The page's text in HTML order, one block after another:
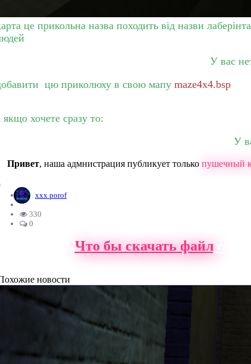
це прикольна назва походить від назви лаберінта
У вас
цю приколюху в свою мапу maze4x4.bsp
якщо хочете сразу то:
У
Привет, наша адмнистрация публикует только пушечный
xxx porof
330
0
Что бы скачать файлс
новости